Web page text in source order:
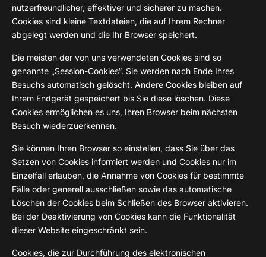
nutzerfreundlicher, effektiver und sicherer zu machen.
Cookies sind kleine Textdateien, die auf Ihrem Rechner
abgelegt werden und die Ihr Browser speichert.
Die meisten der von uns verwendeten Cookies sind so
genannte „Session-Cookies“. Sie werden nach Ende Ihres
Besuchs automatisch gelöscht. Andere Cookies bleiben auf
Ihrem Endgerät gespeichert bis Sie diese löschen. Diese
Cookies ermöglichen es uns, Ihren Browser beim nächsten
Besuch wiederzuerkennen.
Sie können Ihren Browser so einstellen, dass Sie über das
Setzen von Cookies informiert werden und Cookies nur im
Einzelfall erlauben, die Annahme von Cookies für bestimmte
Fälle oder generell ausschließen sowie das automatische
Löschen der Cookies beim Schließen des Browser aktivieren.
Bei der Deaktivierung von Cookies kann die Funktionalität
dieser Website eingeschränkt sein.
Cookies, die zur Durchführung des elektronischen